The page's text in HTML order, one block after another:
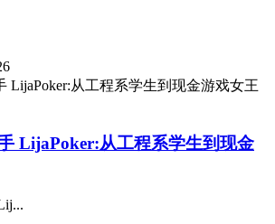
LijaPoker:从工程系学生到现金